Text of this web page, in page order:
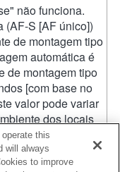
não funciona.
(AF-S [AF único])
de montagem tipo
automática é
de montagem tipo
[com base no
valor pode variar
dos locais
grava filmes
do funcionamento
this
will always
to improve